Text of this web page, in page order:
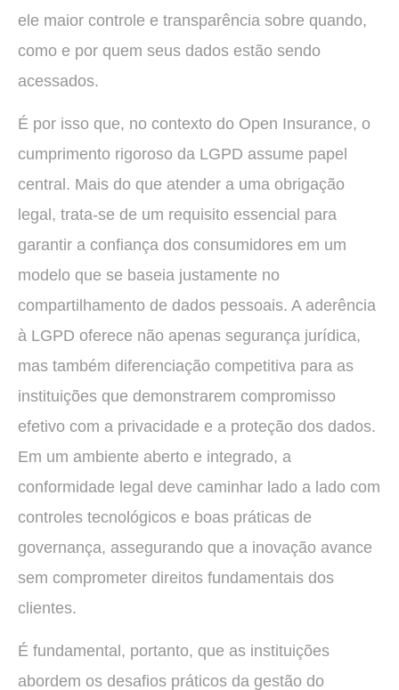
ele maior controle e transparência sobre quando,
como e por quem seus dados estão sendo
acessados.
É por isso que, no contexto do Open Insurance, o
cumprimento rigoroso da LGPD assume papel
central. Mais do que atender a uma obrigação
legal, trata-se de um requisito essencial para
garantir a confiança dos consumidores em um
modelo que se baseia justamente no
compartilhamento de dados pessoais. A aderência
à LGPD oferece não apenas segurança jurídica,
mas também diferenciação competitiva para as
instituições que demonstrarem compromisso
efetivo com a privacidade e a proteção dos dados.
Em um ambiente aberto e integrado, a
conformidade legal deve caminhar lado a lado com
controles tecnológicos e boas práticas de
governança, assegurando que a inovação avance
sem comprometer direitos fundamentais dos
clientes.
É fundamental, portanto, que as instituições
abordem os desafios práticos da gestão do